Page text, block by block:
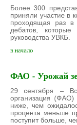
Более 300
приняли участие в
проходящая раз в
дебатов,
руководства УВКБ.
в начало
ФАО - Урожай
29 сентября –
организация (ФАО)
ниже, чем
процента меньше
поступит больше,